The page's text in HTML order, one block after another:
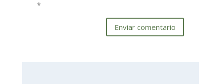
*
Enviar comentario